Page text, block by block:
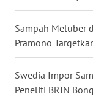
Sampah Meluber
Pramono
Swedia Impor
Peneliti BRIN
SULBAR
BABEL